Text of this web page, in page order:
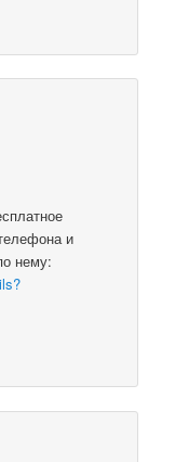
и
нему: